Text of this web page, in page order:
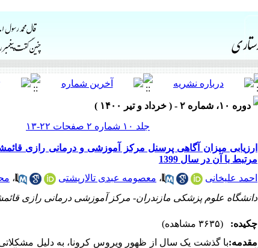
دوره ۱۰، شماره ۲ - ( خرداد و تیر ۱۴۰۰ )
جلد ۱۰ شماره ۲ صفحات ۲۲-۱۳
مرتبط با آن در سال 1399
احمد علیخانی
، معصومه عبدی تالارپشتی ،
دانشگاه علوم پزشکی مازندران- مرکز آموزشی درمانی رازی
چکیده:
(۳۶۳۵ مشاهده)
مقدمه:با گذشت یک سال از ظهور ویروس کرونا، به دلیل